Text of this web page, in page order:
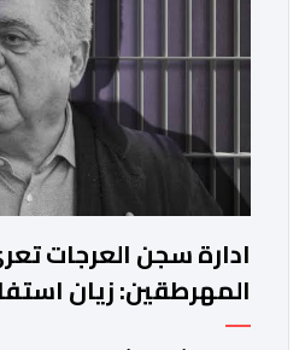
ادارة سجن العرجات
استشارة و50 فحصا طبيا